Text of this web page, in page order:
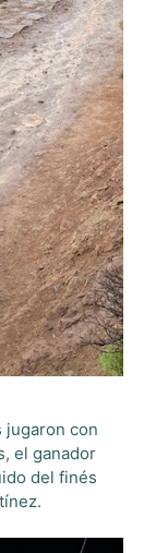
jugaron con
el ganador
del finés